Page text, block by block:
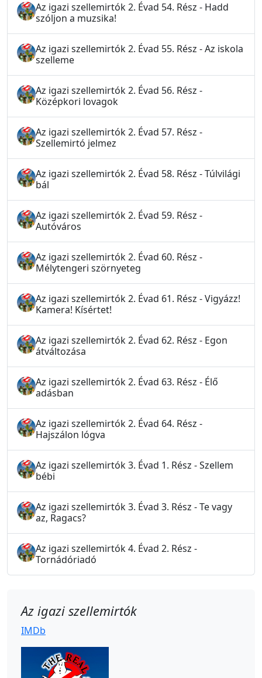
Az igazi szellemirtók 2. Évad 54. Rész - Hadd
szóljon a muzsika!
Az igazi szellemirtók 2. Évad 55. Rész - Az iskola
szelleme
Az igazi szellemirtók 2. Évad 56. Rész -
Középkori lovagok
Az igazi szellemirtók 2. Évad 57. Rész -
Szellemirtó jelmez
Az igazi szellemirtók 2. Évad 58. Rész - Túlvilági
bál
Az igazi szellemirtók 2. Évad 59. Rész -
Autóváros
Az igazi szellemirtók 2. Évad 60. Rész -
Mélytengeri szörnyeteg
Az igazi szellemirtók 2. Évad 61. Rész - Vigyázz!
Kamera! Kísértet!
Az igazi szellemirtók 2. Évad 62. Rész - Egon
átváltozása
Az igazi szellemirtók 2. Évad 63. Rész - Élő
adásban
Az igazi szellemirtók 2. Évad 64. Rész -
Hajszálon lógva
Az igazi szellemirtók 3. Évad 1. Rész - Szellem
bébi
Az igazi szellemirtók 3. Évad 3. Rész - Te vagy
az, Ragacs?
Az igazi szellemirtók 4. Évad 2. Rész -
Tornádóriadó
Az igazi szellemirtók
IMDb